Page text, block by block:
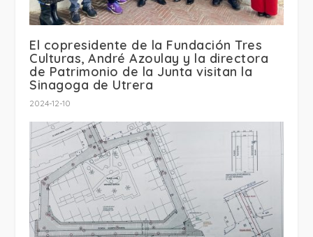
El copresidente de la Fundación Tres
Culturas, André Azoulay y la directora
de Patrimonio de la Junta visitan la
Sinagoga de Utrera
2024-12-10